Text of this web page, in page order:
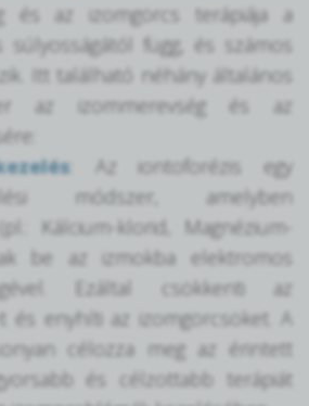
és az izomgörcs terápiája a
függ, és számos
Itt található néhány általános
az izommerevség és az
: Az iontoforézis egy
módszer, amelyben
Kálcium-klorid, Magnézium-
be az izmokba elektromos
Ezáltal csökkenti az
és enyhíti az izomgörcsöket. A
célozza meg az érintett
és célzottabb terápiát